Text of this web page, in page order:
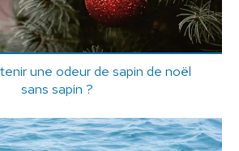
une odeur de sapin de noël
sans sapin ?